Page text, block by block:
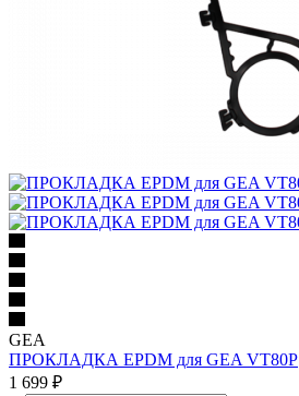
GEA
ПРОКЛАДКА EPDM для GEA VT80P
1 699 ₽